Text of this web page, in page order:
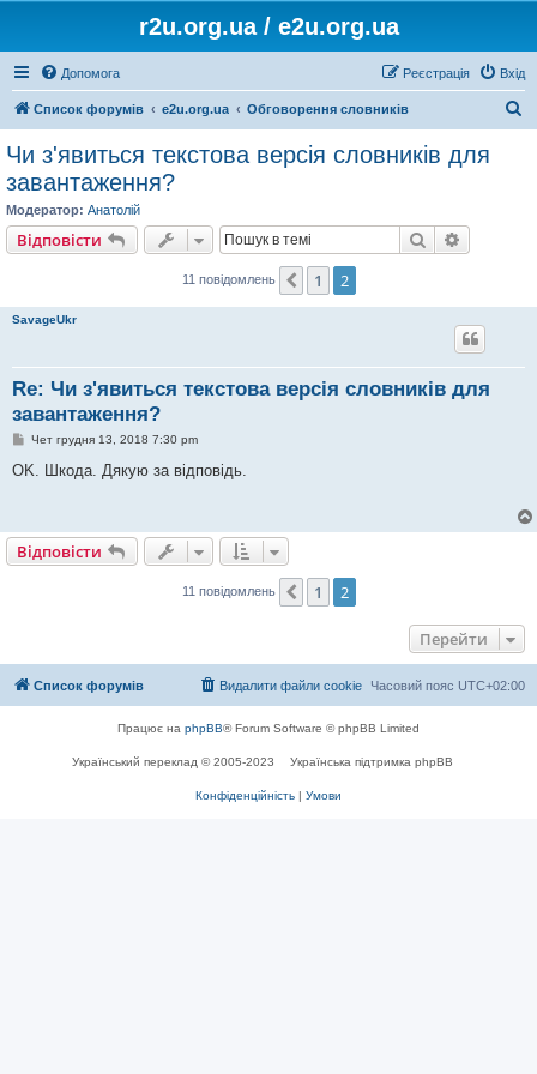
r2u.org.ua / e2u.org.ua
Допомога Вхід
Реєстрація
Список форумів e2u.org.ua Обговорення словників
Чи з'явиться текстова версія словників для
завантаження?
Модератор: Анатолій
Відповісти Пошук
11 повідомлень Поперед.
1 2
SavageUkr
Re: Чи з'явиться текстова версія словників для
завантаження?
П
в
л
е
н
Чет грудня 13, 2018 7:30 pm
OK. Шкода. Дякую за відповідь.
Відповісти
11 повідомлень Поперед.
1 2
Перейти
Список форумів Часовий пояс UTC+02:00
Видалити файли cookie
Працює на phpBB® Forum Software © phpBB Limited
Український переклад © 2005-2023 Українська підтримка phpBB
Конфіденційність | Умови